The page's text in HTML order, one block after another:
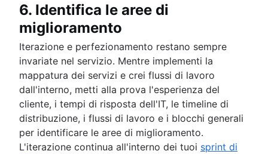
6. Identifica le aree di
miglioramento
Iterazione e perfezionamento restano sempre
invariate nel servizio. Mentre implementi la
mappatura dei servizi e crei flussi di lavoro
dall'interno, metti alla prova l'esperienza del
cliente, i tempi di risposta dell'IT, le timeline di
distribuzione, i flussi di lavoro e i blocchi generali
per identificare le aree di miglioramento.
L'iterazione continua all'interno dei tuoi sprint di